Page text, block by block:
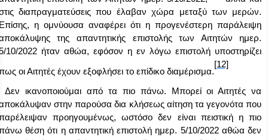
διαπραγματεύσεις που έλαβαν χώρα μεταξύ των μερών.
η ομνύουσα αναφέρει ότι η προγενέστερη παράλειψη
της απαντητικής επιστολής των Αιτητών ημερ.
10/2022 ήταν αθώα, εφόσον η εν λόγω επιστολή υποστηρίζει
οι Αιτητές έχουν εξοφλήσει το επίδικο διαμέρισμα.
[12]
Δεν ικανοποιούμαι από τα πιο πάνω. Μπορεί οι Αιτητές να
στην παρούσα δια κλήσεως αίτηση τα γεγονότα που
προηγουμένως, ωστόσο δεν είναι πειστική η πιο
θέση ότι η απαντητική επιστολή ημερ. 5/10/2022 αθώα δεν